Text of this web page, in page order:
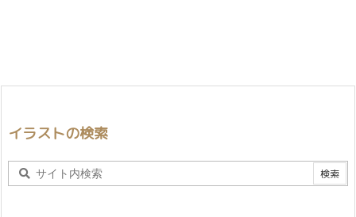
イラストの検索